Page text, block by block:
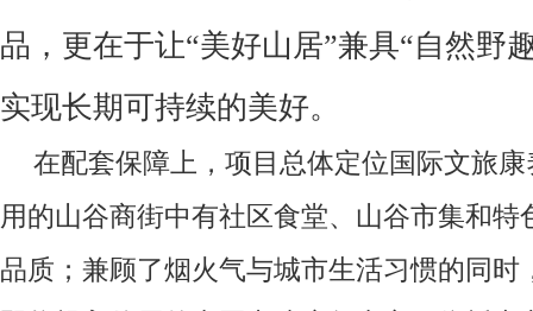
品，更在于让“美好山居”兼具“自然野
实现长期可持续的美好。
在配套保障上，项目总体定位国际文旅
用的山谷商街中有社区食堂、山谷市集和特
品质；兼顾了烟火气与城市生活习惯的同时